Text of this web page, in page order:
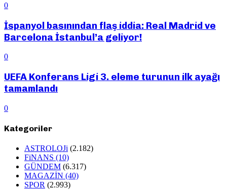
0
İspanyol basınından flaş iddia: Real Madrid ve
Barcelona İstanbul’a geliyor!
0
UEFA Konferans Ligi 3. eleme turunun ilk ayağı
tamamlandı
0
Kategoriler
ASTROLOJi (2.182)
FiNANS (10)
GÜNDEM (6.317)
MAGAZİN (40)
SPOR (2.993)